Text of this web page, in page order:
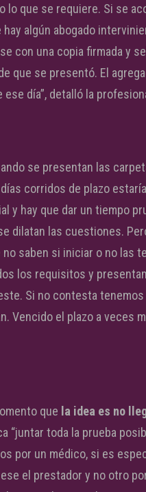
lo que se requiere. Si se
hay algún abogado
con una copia firmada y
que se presentó. El
día”, detalló la
se presentan las
corridos de plazo
y hay que dar un tiempo
dilatan las cuestiones.
saben si iniciar o no las
los requisitos y
Si no contesta
Vencido el plazo a veces
que la idea es no
“juntar toda la prueba
por un médico, si es
el prestador y no otro